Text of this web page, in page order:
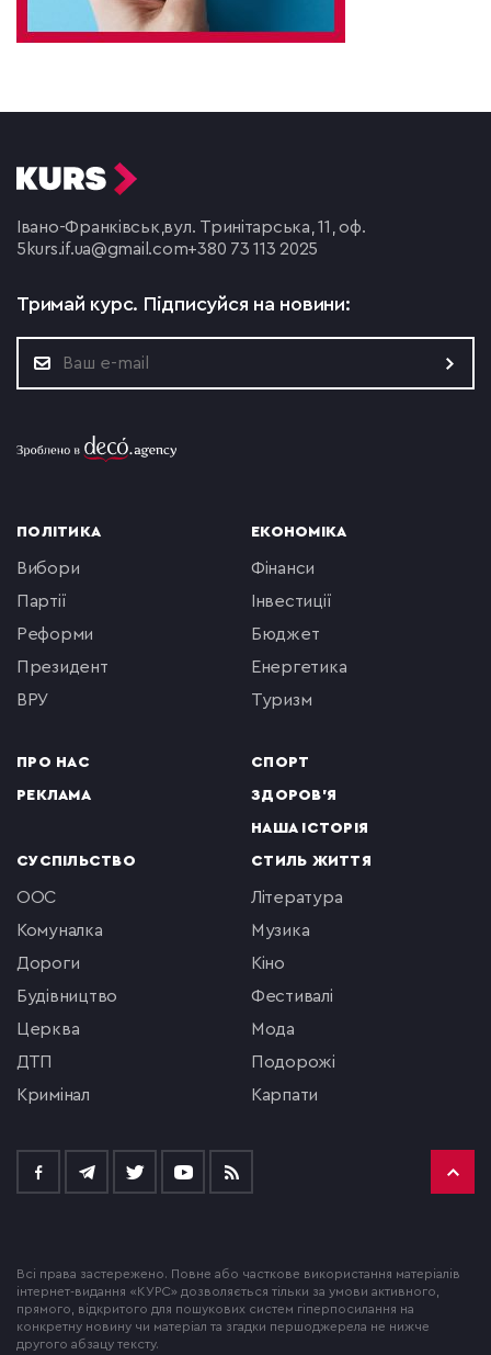
Івано-Франківськ, вул. Тринітарська, 11, оф.
5 kurs.if.ua@gmail.com+380 73 113 2025
Тримай курс. Підписуйся на новини:
ПОЛІТИКА
вибори
партії
реформи
президент
ВРУ
ПРО НАС
РЕКЛАМА
ЕКОНОМІКА
фінанси
інвестиції
бюджет
енергетика
туризм
СПОРТ
ЗДОРОВ'Я
НАША ІСТОРІЯ
СУСПІЛЬСТВО
ООС
комуналка
Дороги
будівництво
церква
ДТП
кримінал
СТИЛЬ ЖИТТЯ
література
музика
кіно
фестивалі
мода
подорожі
Карпати
Всі права застережено. Повне або часткове використання матеріалів
інтернет-видання «КУРС» дозволяється тільки за умови активного,
прямого, відкритого для пошукових систем гіперпосилання на
конкретну новину чи матеріал та згадки першоджерела не нижче
другого абзацу тексту.